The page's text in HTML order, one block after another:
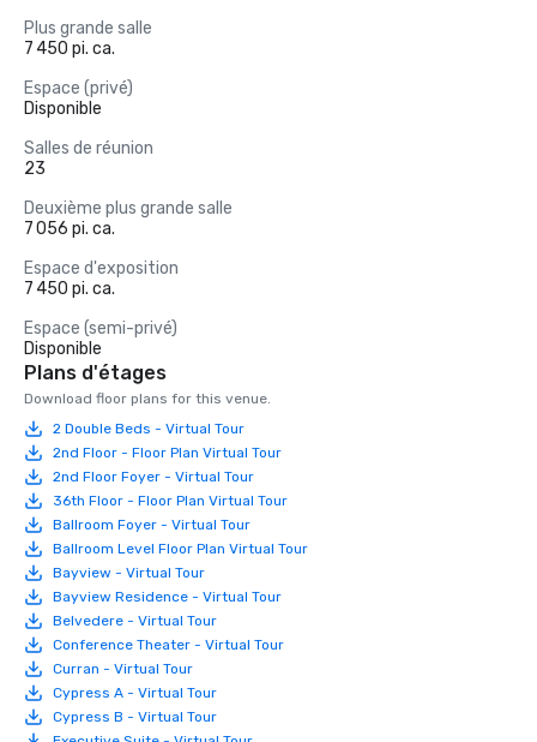
Plus grande salle
7 450 pi. ca.
Espace (privé)
Disponible
Salles de réunion
23
Deuxième plus grande salle
7 056 pi. ca.
Espace d'exposition
7 450 pi. ca.
Espace (semi-privé)
Disponible
Plans d'étages
Download floor plans for this venue.
2 Double Beds - Virtual Tour
2nd Floor - Floor Plan Virtual Tour
2nd Floor Foyer - Virtual Tour
36th Floor - Floor Plan Virtual Tour
Ballroom Foyer - Virtual Tour
Ballroom Level Floor Plan Virtual Tour
Bayview - Virtual Tour
Bayview Residence - Virtual Tour
Belvedere - Virtual Tour
Conference Theater - Virtual Tour
Curran - Virtual Tour
Cypress A - Virtual Tour
Cypress B - Virtual Tour